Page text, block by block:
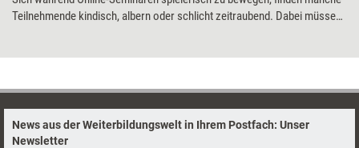
Teilnehmende kindisch, albern oder schlicht zeitraubend. Dabei müssen
News aus der Weiterbildungswelt in Ihrem Postfach: Unser
Newsletter